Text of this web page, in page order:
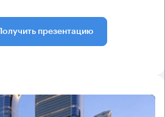
Получить презентацию